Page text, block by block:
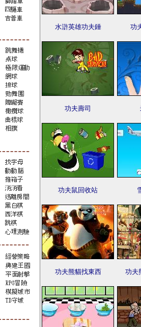
水滸英雄功夫錘 功
功夫壽司
功夫鼠回收站
功夫熊貓找東西 功夫